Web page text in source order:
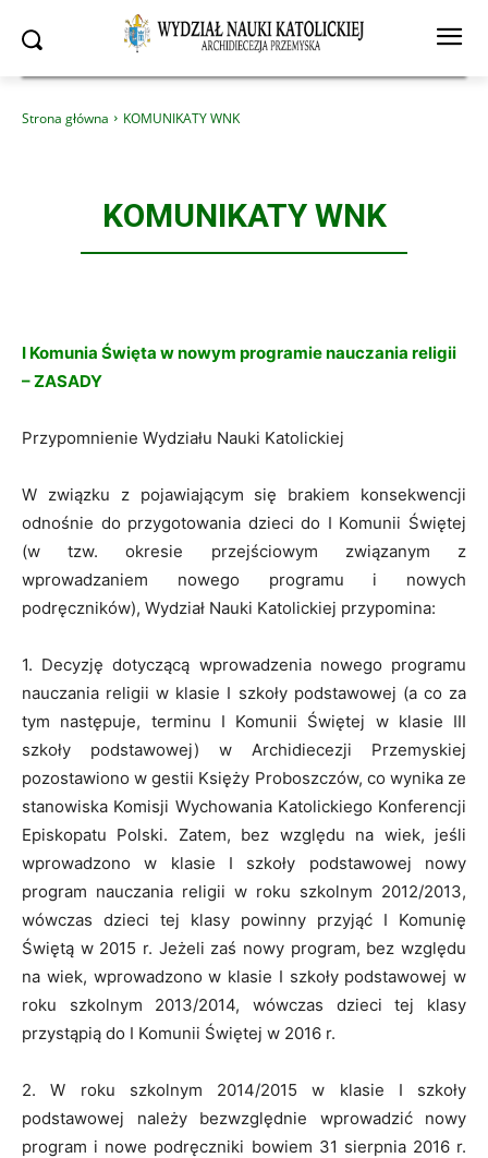
Strona główna KOMUNIKATY WNK
KOMUNIKATY WNK
I Komunia Święta w nowym programie nauczania religii
– ZASADY
Przypomnienie Wydziału Nauki Katolickiej
W związku z pojawiającym się brakiem konsekwencji
odnośnie do przygotowania dzieci do I Komunii Świętej
(w tzw. okresie przejściowym związanym z
wprowadzaniem nowego programu i nowych
podręczników), Wydział Nauki Katolickiej przypomina:
1. Decyzję dotyczącą wprowadzenia nowego programu
nauczania religii w klasie I szkoły podstawowej (a co za
tym następuje, terminu I Komunii Świętej w klasie III
szkoły podstawowej) w Archidiecezji Przemyskiej
pozostawiono w gestii Księży Proboszczów, co wynika ze
stanowiska Komisji Wychowania Katolickiego Konferencji
Episkopatu Polski. Zatem, bez względu na wiek, jeśli
wprowadzono w klasie I szkoły podstawowej nowy
program nauczania religii w roku szkolnym 2012/2013,
wówczas dzieci tej klasy powinny przyjąć I Komunię
Świętą w 2015 r. Jeżeli zaś nowy program, bez względu
na wiek, wprowadzono w klasie I szkoły podstawowej w
roku szkolnym 2013/2014, wówczas dzieci tej klasy
przystąpią do I Komunii Świętej w 2016 r.
2. W roku szkolnym 2014/2015 w klasie I szkoły
podstawowej należy bezwzględnie wprowadzić nowy
program i nowe podręczniki bowiem 31 sierpnia 2016 r.